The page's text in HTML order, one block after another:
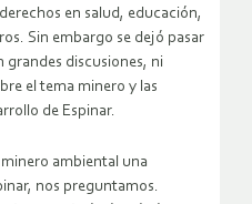
en salud, educación,
Sin embargo se dejó pasar
grandes discusiones, ni
el tema minero y las
de Espinar.
ambiental una
nos preguntamos.